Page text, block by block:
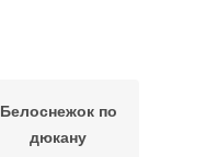
Белоснежок по
дюкану